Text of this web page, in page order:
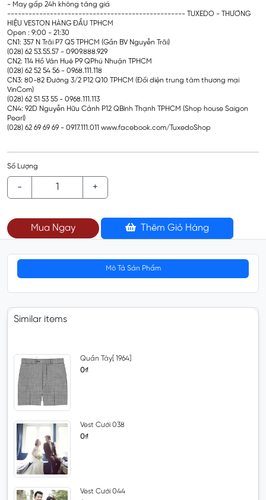
- May gấp 24h không tăng giá
-------------------------------------------------- TUXEDO - THƯƠNG
HIỆU VESTON HÀNG ĐẦU TPHCM
Open : 9:00 - 21:30
CN1: 357 N Trãi P7 Q5 TPHCM (Gần BV Nguyễn Trãi)
(028) 62 53.55.57 - 0909.888.929
CN2: 114 Hồ Văn Huê P9 QPhú Nhuận TPHCM
(028) 62 52 54 56 - 0968.111.118
CN3: 80-82 Đường 3/2 P12 Q10 TPHCM (Đối diện trung tâm thương mại
VinCom)
(028) 62 51 53 55 - 0968.111.113
CN4: 92D Nguyễn Hữu Cảnh P12 QBình Thạnh TPHCM (Shop house Saigon
Pearl)
(028) 62 69 69 69 - 0917.111.011 www.facebook.com/TuxedoShop
Số Lượng
- +
Mua Ngay Thêm Giỏ Hàng
Mô Tả Sản Phẩm
Similar items
Quần Tây[ 1964]
0₫
Vest Cưới 038
0₫
Vest Cưới 044